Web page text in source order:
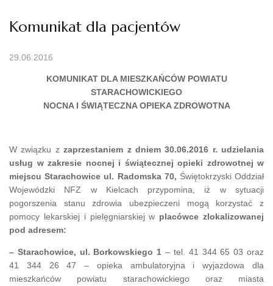
Komunikat dla pacjentów
29.06.2016
KOMUNIKAT DLA MIESZKAŃCÓW POWIATU
STARACHOWICKIEGO
NOCNA I ŚWIĄTECZNA OPIEKA ZDROWOTNA
W związku zzaprzestaniem z dniem 30.06.2016 r. udzielania
usług w zakresie nocnej i świątecznej opieki zdrowotnej w
miejscu Starachowice ul. Radomska 70, Świętokrzyski Oddział
Wojewódzki NFZ w Kielcach przypomina, iż w sytuacji
pogorszenia stanu zdrowia ubezpieczeni mogą korzystać z
pomocy lekarskiej i pielęgniarskiej w placówce zlokalizowanej
pod adresem:
– Starachowice, ul. Borkowskiego 1– tel. 41 344 65 03 oraz
41 344 26 47 – opieka ambulatoryjna i wyjazdowa dla
mieszkańców powiatu starachowickiego oraz miasta